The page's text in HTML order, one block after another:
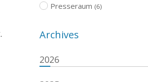
Presseraum (6)
Archives
2026